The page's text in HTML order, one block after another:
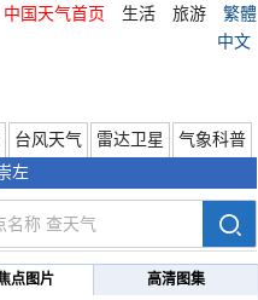
中国天气首页 生活 旅游
繁體
中文
台风天气 雷达卫星
气象科普
左
点图片 高清图集